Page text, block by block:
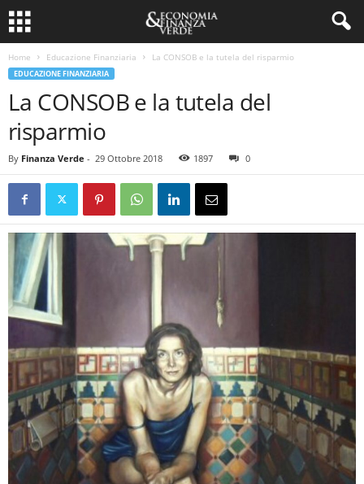
Home Educazione Finanziaria La CONSOB e la tutela del risparmio
EDUCAZIONE FINANZIARIA
La CONSOB e la tutela del
risparmio
By Finanza Verde - 29 Ottobre 2018 1897 0